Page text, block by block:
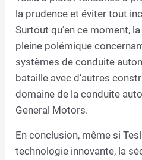
la prudence et éviter tout
Surtout qu’en ce moment,
pleine polémique
systèmes de conduite
bataille avec d’autres
domaine de la conduite
General Motors.
En conclusion, même si
technologie innovante, la